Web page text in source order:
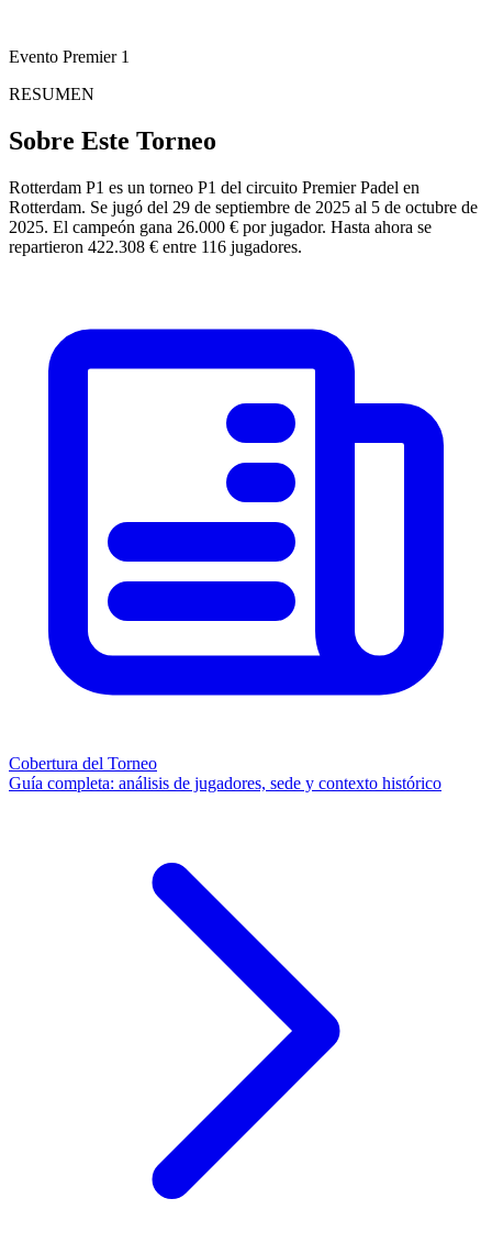
Evento Premier 1
RESUMEN
Sobre Este Torneo
Rotterdam P1 es un torneo P1 del circuito Premier Padel en
Rotterdam. Se jugó del 29 de septiembre de 2025 al 5 de octubre de
2025. El campeón gana 26.000 € por jugador. Hasta ahora se
repartieron 422.308 € entre 116 jugadores.
Cobertura del Torneo
Guía completa: análisis de jugadores, sede y contexto histórico